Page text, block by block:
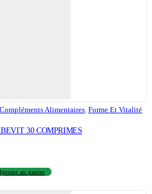
Compléments Alimentaires Forme Et Vitalité
30 COMPRIMES
au panier